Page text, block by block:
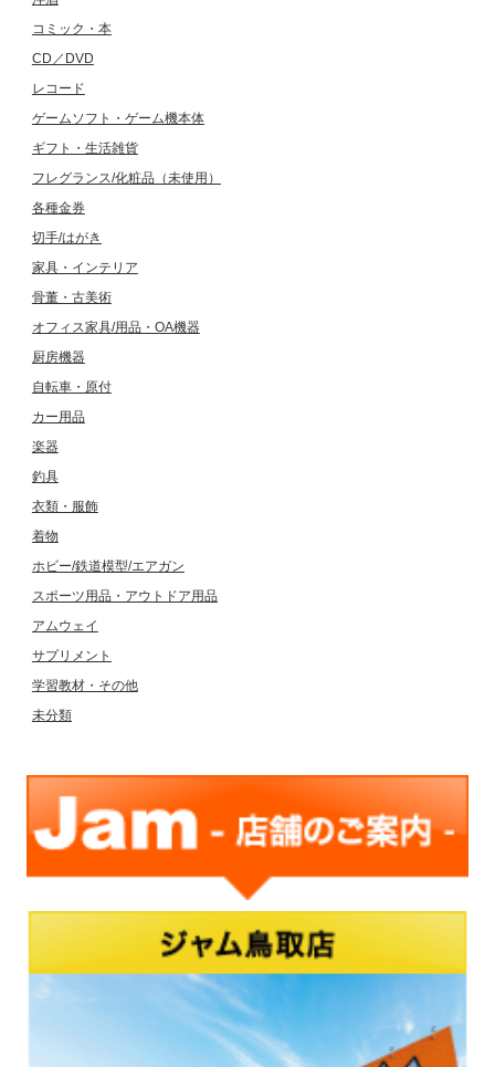
コミック・本
CD／DVD
レコード
ゲームソフト・ゲーム機本体
ギフト・生活雑貨
フレグランス/化粧品（未使用）
各種金券
切手/はがき
家具・インテリア
骨董・古美術
オフィス家具/用品・OA機器
厨房機器
自転車・原付
カー用品
楽器
釣具
衣類・服飾
着物
ホビー/鉄道模型/エアガン
スポーツ用品・アウトドア用品
アムウェイ
サプリメント
学習教材・その他
未分類